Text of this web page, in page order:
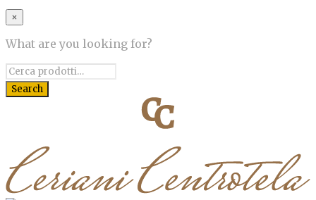
×
What are you looking for?